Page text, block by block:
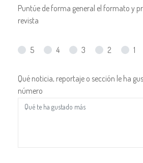
Puntúe de forma general el formato y
revista
5 4 3 2 1
Qué noticia, reportaje o sección le ha
número